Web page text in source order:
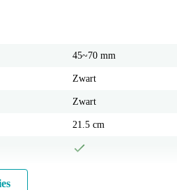
45~70 mm
Zwart
Zwart
21.5 cm